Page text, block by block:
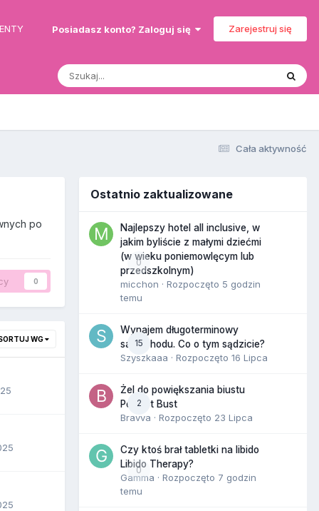
Posiadasz konto? Zaloguj się Zarejestruj się
Cała aktywność
po
0
WG
Ostatnio zaktualizowane
0
Najlepszy hotel all inclusive, w
jakim byliście z małymi dziećmi
(w wieku poniemowlęcym lub
przedszkolnym)
micchon · Rozpoczęto 5 godzin
temu
15
Wynajem długoterminowy
samochodu. Co o tym sądzicie?
Szyszkaaa · Rozpoczęto 16 Lipca
2
Żel do powiększania biustu
Perfect Bust
Bravva · Rozpoczęto 23 Lipca
0
Czy ktoś brał tabletki na libido
Libido Therapy?
Gamma · Rozpoczęto 7 godzin
temu